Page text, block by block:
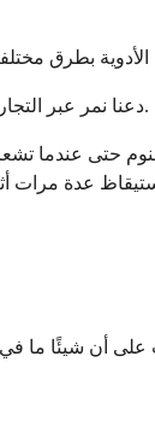
دعنا نمر عبر التجارب المحددة التي يصفها الناس غالبًا، حتى تتمكن من تحديد ما يتردد صداه مع وضعك الخاص.